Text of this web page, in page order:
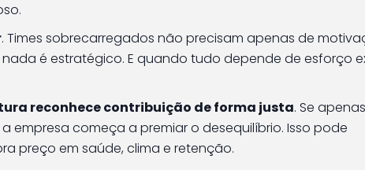
. Times sobrecarregados não precisam apenas de
é estratégico. E quando tudo depende de esforço
reconhece contribuição de forma justa. Se apenas
empresa começa a premiar o desequilíbrio. Isso pode
preço em saúde, clima e retenção.